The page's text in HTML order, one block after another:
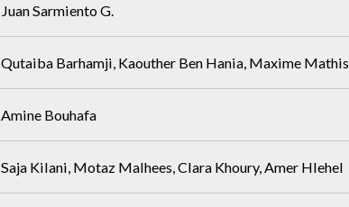
Juan Sarmiento G.
Qutaiba Barhamji, Kaouther Ben Hania, Maxime Mathis
Amine Bouhafa
Saja Kilani, Motaz Malhees, Clara Khoury, Amer Hlehel